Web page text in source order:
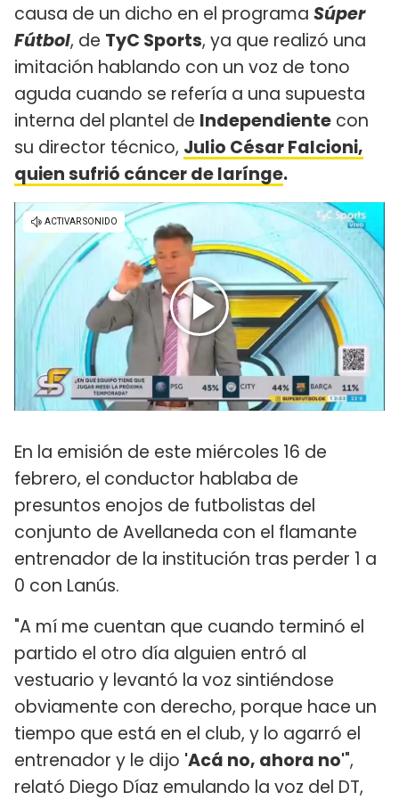
causa de un dicho en el programa Súper
Fútbol, de TyC Sports, ya que realizó una
imitación hablando con un voz de tono
aguda cuando se refería a una supuesta
interna del plantel de Independiente con
su director técnico, Julio César Falcioni,
quien sufrió cáncer de larínge.
En la emisión de este miércoles 16 de
febrero, el conductor hablaba de
presuntos enojos de futbolistas del
conjunto de Avellaneda con el flamante
entrenador de la institución tras perder 1 a
0 con Lanús.
"A mí me cuentan que cuando terminó el
partido el otro día alguien entró al
vestuario y levantó la voz sintiéndose
obviamente con derecho, porque hace un
tiempo que está en el club, y lo agarró el
entrenador y le dijo 'Acá no, ahora no'",
relató Diego Díaz emulando la voz del DT,